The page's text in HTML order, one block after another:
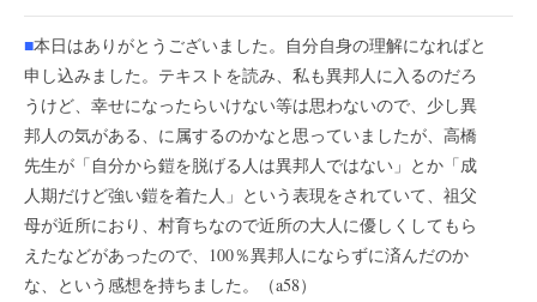
■本日はありがとうございました。自分自身の理解になればと
申し込みました。テキストを読み、私も異邦人に入るのだろ
うけど、幸せになったらいけない等は思わないので、少し異
邦人の気がある、に属するのかなと思っていましたが、高橋
先生が「自分から鎧を脱げる人は異邦人ではない」とか「成
人期だけど強い鎧を着た人」という表現をされていて、祖父
母が近所におり、村育ちなので近所の大人に優しくしてもら
えたなどがあったので、100％異邦人にならずに済んだのか
な、という感想を持ちました。（a58）